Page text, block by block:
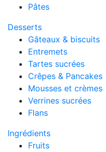
Pâtes
Desserts
Gâteaux & biscuits
Entremets
Tartes sucrées
Crêpes & Pancakes
Mousses et crèmes
Verrines sucrées
Flans
Ingrédients
Fruits